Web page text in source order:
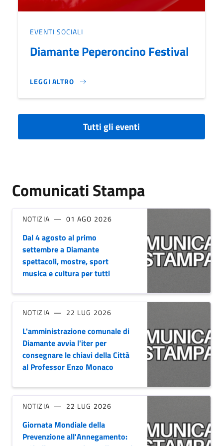
EVENTI SOCIALI
Diamante Peperoncino Festival
LEGGI ALTRO
DIAMANTE PEPERONCINO FESTIVAL}
Tutti gli eventi
Comunicati Stampa
NOTIZIA 01 AGO 2026
Dal 4 agosto al primo
settembre a Diamante
spettacoli, mostre, sport
musica e cultura per tutti
NOTIZIA 22 LUG 2026
L'amministrazione comunale di
Diamante avvia l'iter per
consegnare le chiavi della Città
al Professor Enzo Monaco
NOTIZIA 22 LUG 2026
Giornata Mondiale della
Prevenzione all'Annegamento: